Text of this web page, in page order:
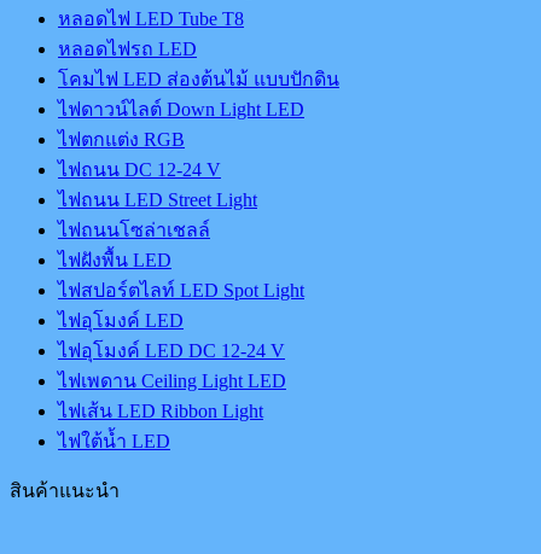
หลอดไฟ LED Tube T8
หลอดไฟรถ LED
โคมไฟ LED ส่องต้นไม้ แบบปักดิน
ไฟดาวน์ไลต์ Down Light LED
ไฟตกแต่ง RGB
ไฟถนน DC 12-24 V
ไฟถนน LED Street Light
ไฟถนนโซล่าเชลล์
ไฟฝังพื้น LED
ไฟสปอร์ตไลท์ LED Spot Light
ไฟอุโมงค์ LED
ไฟอุโมงค์ LED DC 12-24 V
ไฟเพดาน Ceiling Light LED
ไฟเส้น LED Ribbon Light
ไฟใต้น้ำ LED
สินค้าแนะนำ